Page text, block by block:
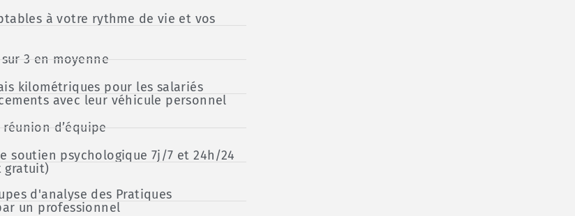
à votre rythme de vie et vos
3 en moyenne
kilométriques pour les salariés
avec leur véhicule personnel
réunion d’équipe
soutien psychologique 7j/7 et 24h/24
gratuit)
d'analyse des Pratiques
un professionnel